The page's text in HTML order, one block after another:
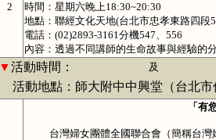
2
時間：星期六晚上18:30~20:30
地點：聯經文化天地(台北市忠孝東路四段
電話：(02)2893-3161分機547、556
內容：透過不同講師的生命故事與經驗的
▼活動時間： 及
活動地點：師大附中中興堂（台北市
「有
台灣婦女團體全國聯合會（簡稱台灣